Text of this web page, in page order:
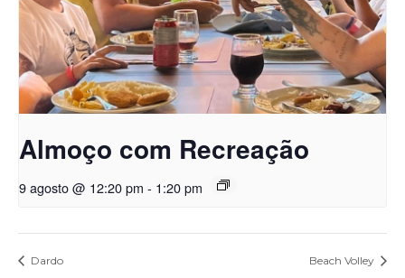
Almoço com Recreação
9 agosto @ 12:20 pm - 1:20 pm
Dardo Beach Volley